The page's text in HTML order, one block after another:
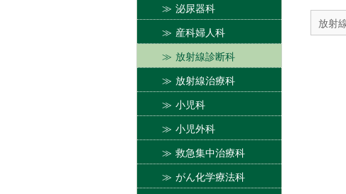
放射
泌尿器科
産科婦人科
放射線診断科
放射線治療科
小児科
小児外科
救急集中治療科
がん化学療法科